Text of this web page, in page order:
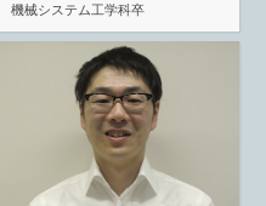
機械システム工学科卒